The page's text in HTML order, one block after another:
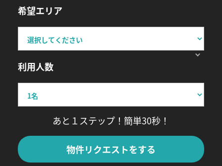
希望エリア
利用人数
あと１ステップ！簡単30秒！
物件リクエストをする